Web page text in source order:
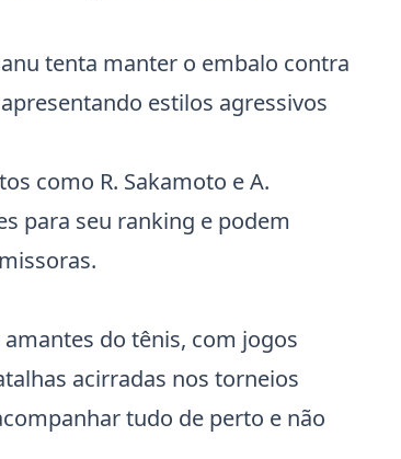
tenta manter o embalo contra
estilos agressivos
como R. Sakamoto e A.
para seu ranking e podem
do tênis, com jogos
acirradas nos torneios
tudo de perto e não